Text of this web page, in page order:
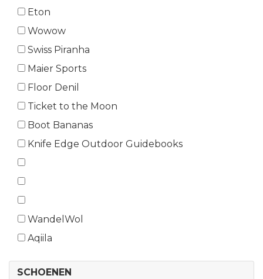
Eton
Wowow
Swiss Piranha
Maier Sports
Floor Denil
Ticket to the Moon
Boot Bananas
Knife Edge Outdoor Guidebooks
WandelWol
Aqiila
SCHOENEN